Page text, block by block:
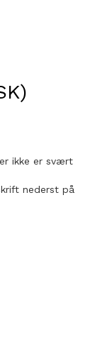
ikke er svært
nederst på